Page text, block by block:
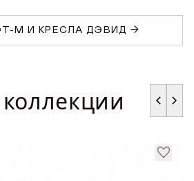
М И КРЕСЛА ДЭВИД